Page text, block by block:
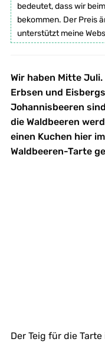
bedeutet, dass wir
bekommen. Der Preis
unterstützt meine
Wir haben Mitte
Erbsen und
Johannisbeeren
die Waldbeeren
einen Kuchen hier
Waldbeeren-Tarte
Der Teig für die Tarte